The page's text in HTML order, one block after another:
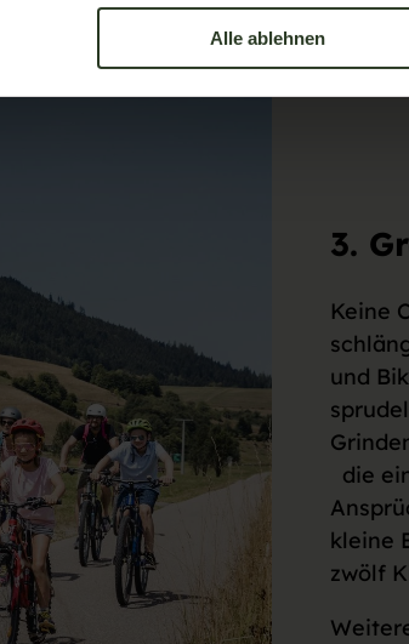
Alle ablehnen
3.
Keine
und
die
kleine
zwölf